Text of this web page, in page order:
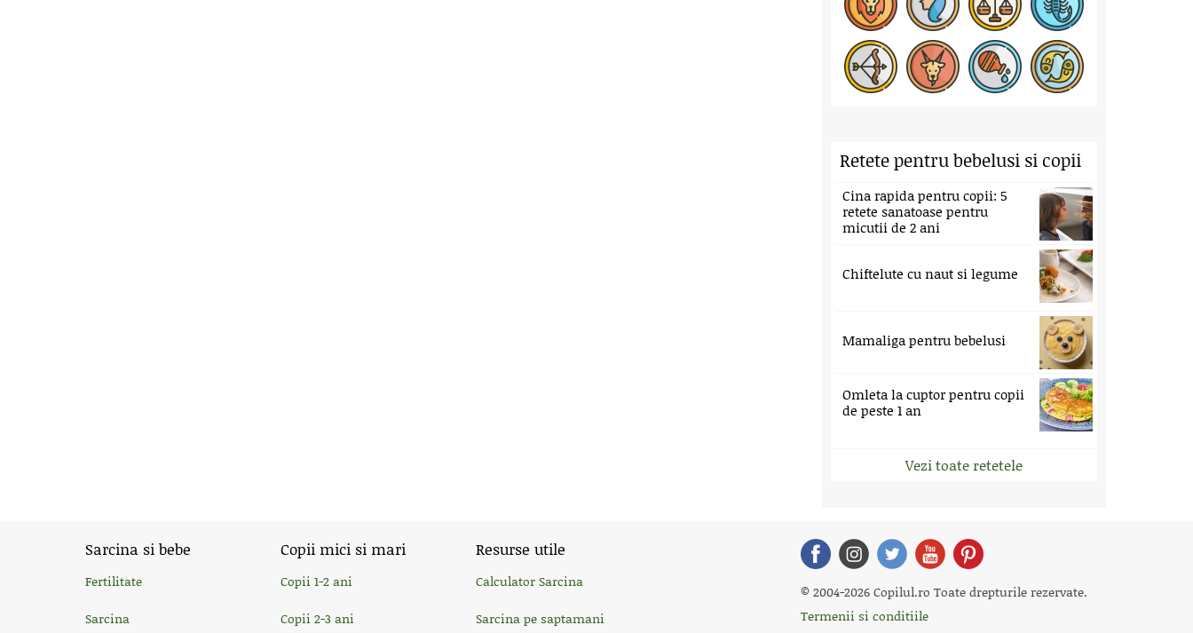
Retete pentru bebelusi si copii
Cina rapida pentru copii: 5
retete sanatoase pentru
micutii de 2 ani
Chiftelute cu naut si legume
Mamaliga pentru bebelusi
Omleta la cuptor pentru copii
de peste 1 an
Vezi toate retetele
Sarcina si bebe
Fertilitate
Sarcina
Copii mici si mari
Copii 1-2 ani
Copii 2-3 ani
Resurse utile
Calculator Sarcina
Sarcina pe saptamani
© 2004-2026 Copilul.ro Toate drepturile rezervate.
Termenii si conditiile